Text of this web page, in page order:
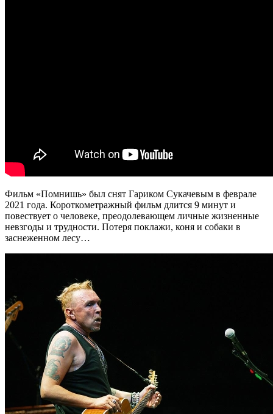
Фильм «Помнишь» был снят Гариком Сукачевым в феврале
2021 года. Короткометражный фильм длится 9 минут и
повествует о человеке, преодолевающем личные жизненные
невзгоды и трудности. Потеря поклажи, коня и собаки в
заснеженном лесу…